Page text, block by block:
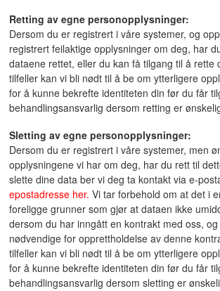
Retting av egne personopplysninger:
Dersom du er registrert i våre systemer, og
registrert feilaktige opplysninger om deg, har
dataene rettet, eller du kan få tilgang til å rette
tilfeller kan vi bli nødt til å be om ytterligere
for å kunne bekrefte identiteten din før du får
behandlingsansvarlig dersom retting er
Sletting av egne personopplysninger:
Dersom du er registrert i våre systemer, men
opplysningene vi har om deg, har du rett til
slette dine data ber vi deg ta kontakt via e-
epostadresse her. Vi tar forbehold om at det i
foreligge grunner som gjør at dataen ikke
dersom du har inngått en kontrakt med oss,
nødvendige for opprettholdelse av denne
tilfeller kan vi bli nødt til å be om ytterligere
for å kunne bekrefte identiteten din før du får
behandlingsansvarlig dersom sletting er